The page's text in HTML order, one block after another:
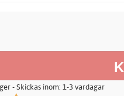
- Skickas inom: 1-3 vardagar